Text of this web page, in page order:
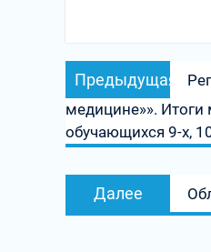
Навигация
по
записям
Предыдущая
медицине»».
обучающихся 9-х,
Далее